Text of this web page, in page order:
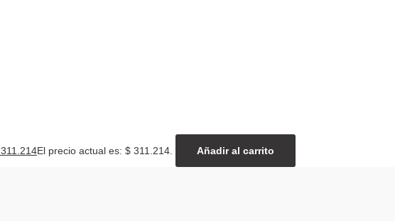
311.214El precio actual es: $ 311.214. Añadir al carrito